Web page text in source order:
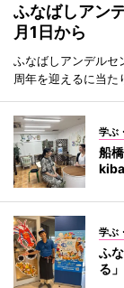
ふなばしアン
月1日から
ふなばしアンデルセ
周年を迎えるに当た
学ぶ
船
学ぶ
ふ
る